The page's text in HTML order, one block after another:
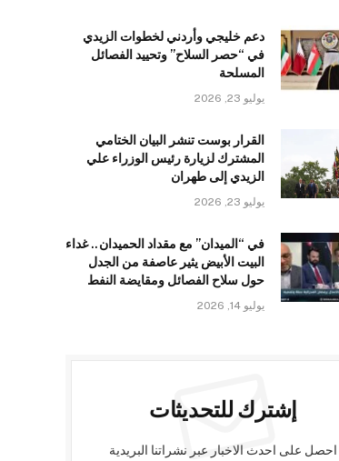
دعم خليجي وأردني لخطوات الزيدي
في “حصر السلاح” وتحييد الفصائل
المسلحة
يوليو 23, 2026
القرار بوست تنشر البيان الختامي
المشترك لزيارة رئيس الوزراء علي
الزيدي إلى طهران
يوليو 23, 2026
في “الميدان” مع مقداد الحميدان.. غداء
البيت الأبيض يثير عاصفة من الجدل
حول سلاح الفصائل ومقايضة النفط
يوليو 14, 2026
إشترك للتحديثات
احصل على احدث الاخبار عبر نشراتنا البريدية